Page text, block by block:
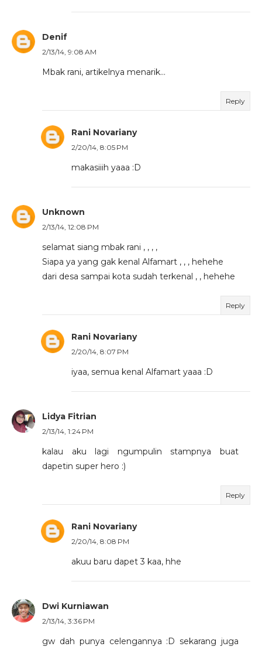
Denif
2/13/14, 9:08 AM
Mbak rani, artikelnya menarik...
Reply
Rani Novariany
2/20/14, 8:05 PM
makasiiih yaaa :D
Unknown
2/13/14, 12:08 PM
selamat siang mbak rani , , , ,
Siapa ya yang gak kenal Alfamart , , , hehehe
dari desa sampai kota sudah terkenal , , hehehe
Reply
Rani Novariany
2/20/14, 8:07 PM
iyaa, semua kenal Alfamart yaaa :D
Lidya Fitrian
2/13/14, 1:24 PM
kalau aku lagi ngumpulin stampnya buat
dapetin super hero :)
Reply
Rani Novariany
2/20/14, 8:08 PM
akuu baru dapet 3 kaa, hhe
Dwi Kurniawan
2/13/14, 3:36 PM
gw dah punya celengannya :D sekarang juga